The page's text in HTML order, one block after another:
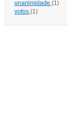
unanimidade (1)
votos (1)